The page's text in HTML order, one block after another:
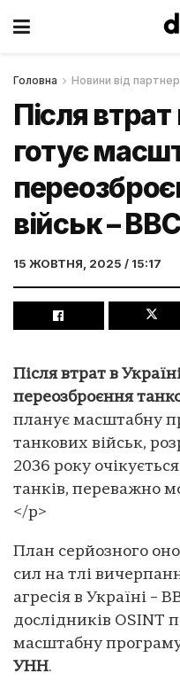
Головна Новини від
Після втрат
готує
військ – ВВС
15 ЖОВТНЯ, 2025 / 15:17
Після втрат в
переозброєння
планує масштабну
танкових військ,
2036 року
танків, переважно
</p>
План серйозного
сил на тлі
агресія в Україні –
дослідників OSINT
масштабну
УНН.